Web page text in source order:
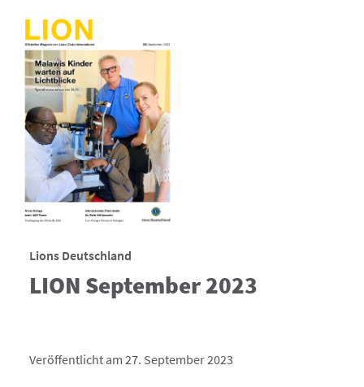
Lions Deutschland
LION September 2023
Veröffentlicht am 27. September 2023